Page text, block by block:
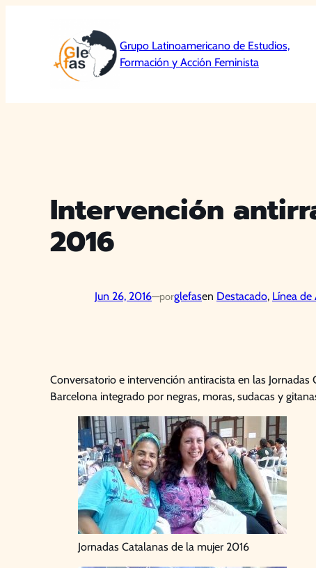
Grupo Latinoamericano de Estudios,
Formación y Acción Feminista
Intervención
2016
Jun 26, 2016—porglefasen Destacado, Línea de
Conversatorio e intervención antiracista en las
Barcelona integrado por negras, moras, sudacas y
Jornadas Catalanas de la mujer 2016